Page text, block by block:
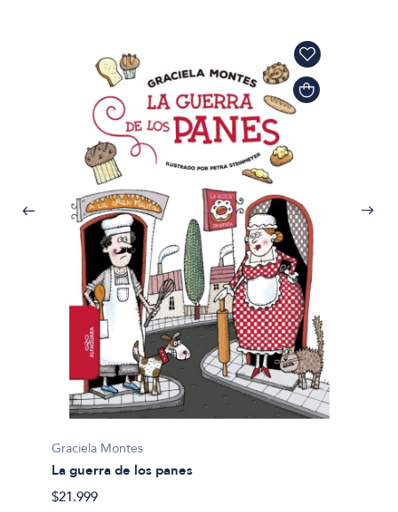
Graciela Montes
La guerra de los panes
$21.999